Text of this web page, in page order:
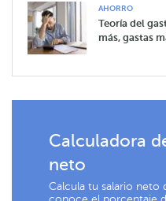
AHORRO
Teoría del
más, gastas
Calculadora
neto
Calcula tu salario neto